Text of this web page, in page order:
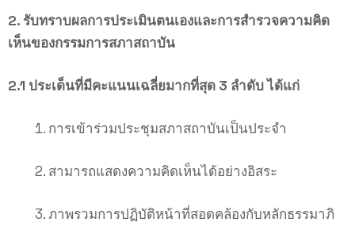
2. รับทราบผลการประเมินตนเองและการสำรวจความคิด
เห็นของกรรมการสภาสถาบัน
2.1 ประเด็นที่มีคะแนนเฉลี่ยมากที่สุด 3 ลำดับ ได้แก่
การเข้าร่วมประชุมสภาสถาบันเป็นประจำ
สามารถแสดงความคิดเห็นได้อย่างอิสระ
ภาพรวมการปฏิบัติหน้าที่สอดคล้องกับหลักธรรมาภิ